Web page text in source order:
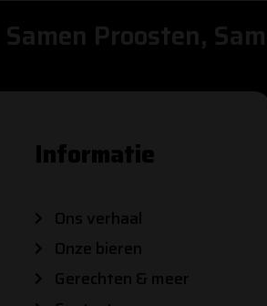
Samen Proosten,
Informatie
Ons verhaal
Onze bieren
Gerechten & meer